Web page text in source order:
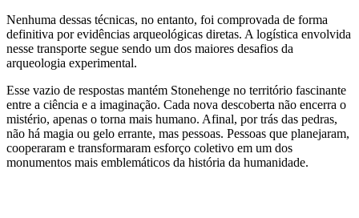
Nenhuma dessas técnicas, no entanto, foi comprovada de forma
definitiva por evidências arqueológicas diretas. A logística envolvida
nesse transporte segue sendo um dos maiores desafios da
arqueologia experimental.
Esse vazio de respostas mantém Stonehenge no território fascinante
entre a ciência e a imaginação. Cada nova descoberta não encerra o
mistério, apenas o torna mais humano. Afinal, por trás das pedras,
não há magia ou gelo errante, mas pessoas. Pessoas que planejaram,
cooperaram e transformaram esforço coletivo em um dos
monumentos mais emblemáticos da história da humanidade.